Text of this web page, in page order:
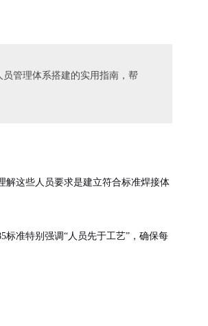
解这些人员要求是建立符合标准焊接体
准特别强调“人员先于工艺”，确保每
管理体系搭建的实用指南，帮